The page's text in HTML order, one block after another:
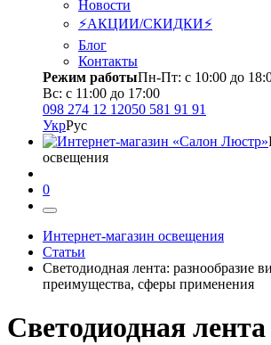
Новости
⚡АКЦИИ/СКИДКИ⚡
Блог
Контакты
Режим работыПн-Пт: с 10:00 до
Вс: с 11:00 до 17:00
098 274 12 12050 581 91 91
УкрРус
освещения
0
Интернет-магазин освещения
Статьи
Светодиодная лента: разнообразие
преимущества, сферы применения
Светодиодная лента